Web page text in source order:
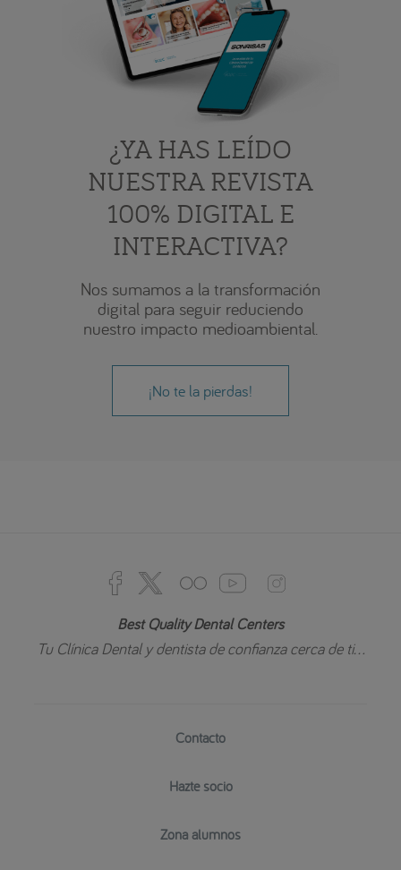
¿YA HAS LEÍDO
NUESTRA REVISTA
100% DIGITAL E
INTERACTIVA?
Nos sumamos a la transformación
digital para seguir reduciendo
nuestro impacto medioambiental.
¡No te la pierdas!
Best Quality Dental Centers
Tu Clínica Dental y dentista de confianza cerca de ti...
Contacto
Hazte socio
Zona alumnos